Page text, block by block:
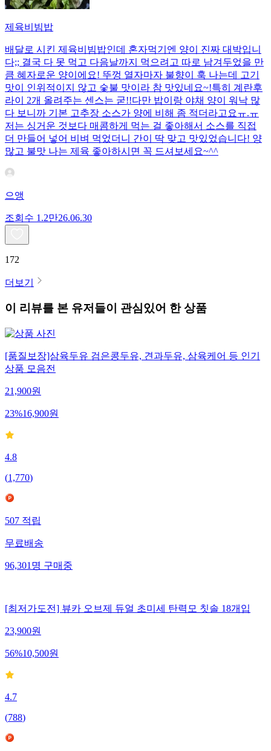
제육비빔밥
배달로 시킨 제육비빔밥인데 혼자먹기엔 양이 진짜 대박입니
다;; 결국 다 못 먹고 다음날까지 먹으려고 따로 남겨두었을 만
큼 혜자로운 양이에요! 뚜껑 열자마자 불향이 훅 나는데 고기
맛이 인위적이지 않고 숯불 맛이라 참 맛있네요~!특히 계란후
라이 2개 올려주는 센스는 굳!! ​다만 밥이랑 야채 양이 워낙 많
다 보니까 기본 고추장 소스가 양에 비해 좀 적더라고요ㅠ.ㅠ
저는 싱거운 것보다 매콤하게 먹는 걸 좋아해서 소스를 직접
더 만들어 넣어 비벼 먹었더니 간이 딱 맞고 맛있었습니다! 양
많고 불맛 나는 제육 좋아하시면 꼭 드셔보세요~^^
으앵
조회수 1.2만26.06.30
172
더보기
이 리뷰를 본 유저들이 관심있어 한 상품
[품질보장]삼육두유 검은콩두유, 견과두유, 삼육케어 등 인기
상품 모음전
21,900원
23%16,900원
4.8
(1,770)
507 적립
무료배송
96,301 명 구매중
[최저가도전] 뷰카 오브제 듀얼 초미세 탄력모 칫솔 18개입
23,900원
56%10,500원
4.7
(788)